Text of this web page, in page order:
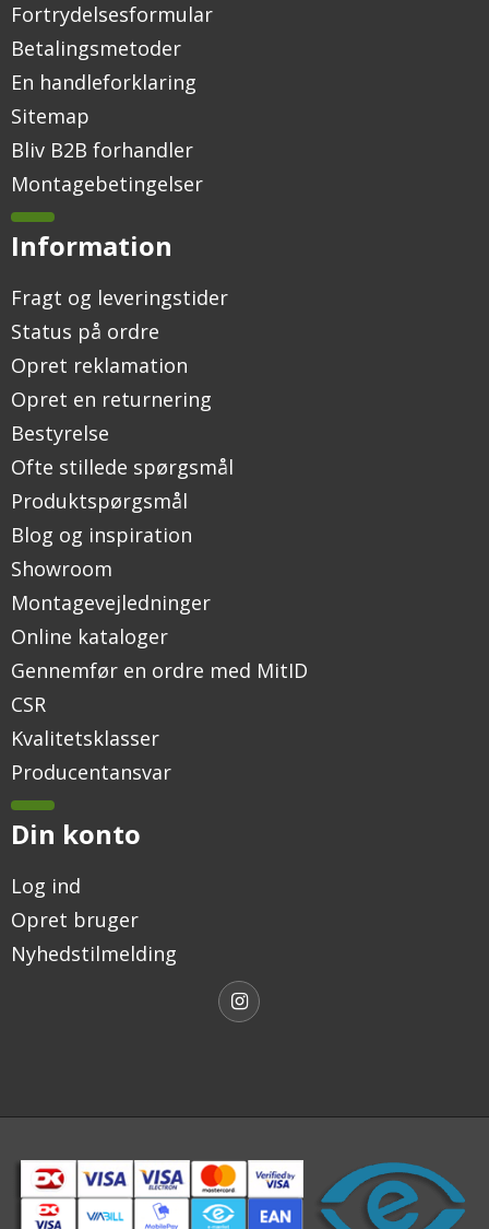
Fortrydelsesformular
Betalingsmetoder
En handleforklaring
Sitemap
Bliv B2B forhandler
Montagebetingelser
Information
Fragt og leveringstider
Status på ordre
Opret reklamation
Opret en returnering
Bestyrelse
Ofte stillede spørgsmål
Produktspørgsmål
Blog og inspiration
Showroom
Montagevejledninger
Online kataloger
Gennemfør en ordre med MitID
CSR
Kvalitetsklasser
Producentansvar
Din konto
Log ind
Opret bruger
Nyhedstilmelding